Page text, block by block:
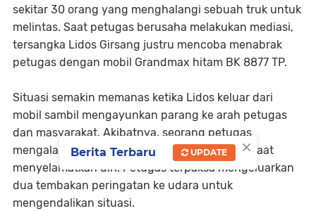
sekitar 30 orang yang menghalangi sebuah truk untuk
melintas. Saat petugas berusaha melakukan mediasi,
tersangka Lidos Girsang justru mencoba menabrak
petugas dengan mobil Grandmax hitam BK 8877 TP.
Situasi semakin memanas ketika Lidos keluar dari
mobil sambil mengayunkan parang ke arah petugas
dan masyarakat. Akibatnya, seorang petugas
mengalami luka dan beberapa warga terluka saat
menyelamatkan diri. Petugas terpaksa mengeluarkan
dua tembakan peringatan ke udara untuk
mengendalikan situasi.
×
Berita Terbaru UPDATE